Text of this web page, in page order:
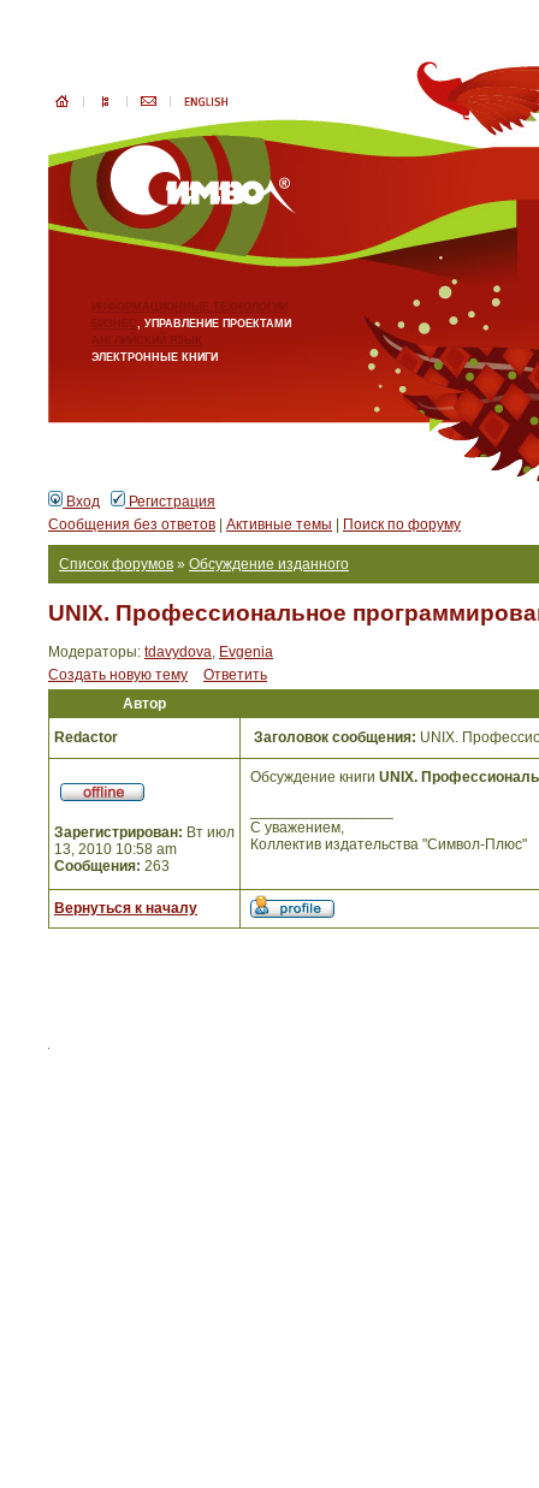
ИНФОРМАЦИОННЫЕ ТЕХНОЛОГИИ
БИЗНЕС, УПРАВЛЕНИЕ ПРОЕКТАМИ
АНГЛИЙСКИЙ ЯЗЫК
ЭЛЕКТРОННЫЕ КНИГИ
Вход
Регистрация
Сообщения без ответов
Активные темы Поиск по форуму
Список форумов » Обсуждение изданного
UNIX. Профессиональное
Модераторы: tdavydova, Evgenia
Создать новую тему
Ответить
Автор
Redactor
Заголовок сообщения: UNIX.
Зарегистрирован: Вт июл
13, 2010 10:58 am
Сообщения: 263
Обсуждение книги UNIX.
С уважением,
Коллектив издательства "Символ-Плюс"
Вернуться к началу